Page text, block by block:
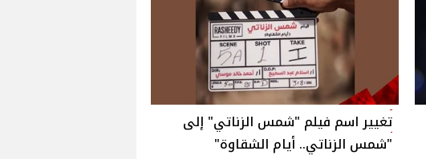
تغيير اسم فيلم "شمس الزناتي" إلى
"شمس الزناتي.. أيام الشقاوة"